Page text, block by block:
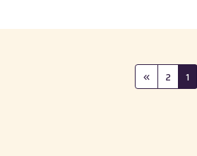
1
2
»